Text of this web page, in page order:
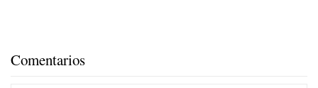
Comentarios